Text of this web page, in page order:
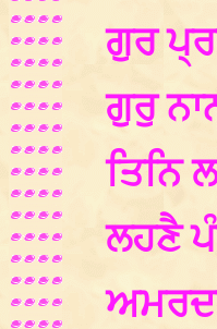
ਗੁਰ
ਗੁਰੁ
ਤਿਨਿ
ਲਹਣੈ